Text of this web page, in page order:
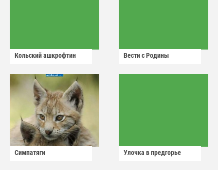
Кольский ашкрофтин Вести с Родины
Симпатяги Улочка в предгорье